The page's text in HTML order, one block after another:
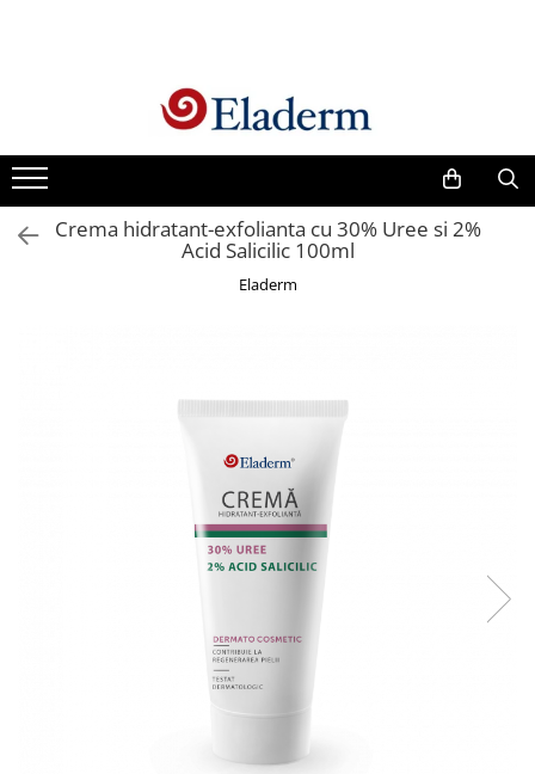
Vezi toate produsele
Creme cu protectie solara
Produse Antirid
Produse Hidratante
Produse pentru curatare
Produse pentru pete pigmentare
Crema hidratant-exfolianta cu 30% Uree si 2%
Acid Salicilic 100ml
Eladerm